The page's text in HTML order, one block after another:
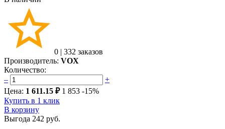
0 | 332 заказов
Производитель: VOX
Количество:
–
+
Цена: 1 611.15 ₽ 1 853 -15%
Купить в 1 клик
В корзину
Выгода 242 руб.